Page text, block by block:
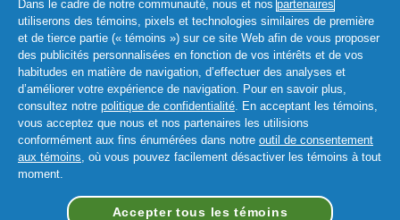
Dans le cadre de notre communauté, nous et nos partenaires
utiliserons des témoins, pixels et technologies similaires de première
et de tierce partie (« témoins ») sur ce site Web afin de vous proposer
des publicités personnalisées en fonction de vos intérêts et de vos
habitudes en matière de navigation, d’effectuer des analyses et
d’améliorer votre expérience de navigation. Pour en savoir plus,
consultez notre politique de confidentialité . En acceptant les témoins,
vous acceptez que nous et nos partenaires les utilisions
conformément aux fins énumérées dans notre outil de consentement
aux témoins , où vous pouvez facilement désactiver les témoins à tout
moment.
Accepter tous les témoins